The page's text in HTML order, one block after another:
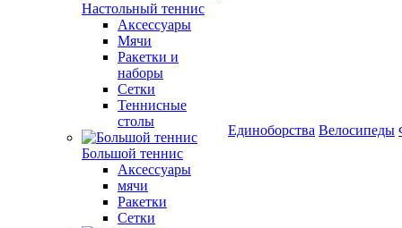
Настольный теннис
Аксессуары
Мячи
Ракетки и
наборы
Сетки
Теннисные
столы
Большой теннис
Аксессуары
мячи
Ракетки
Сетки
Единоборства Велосипеды